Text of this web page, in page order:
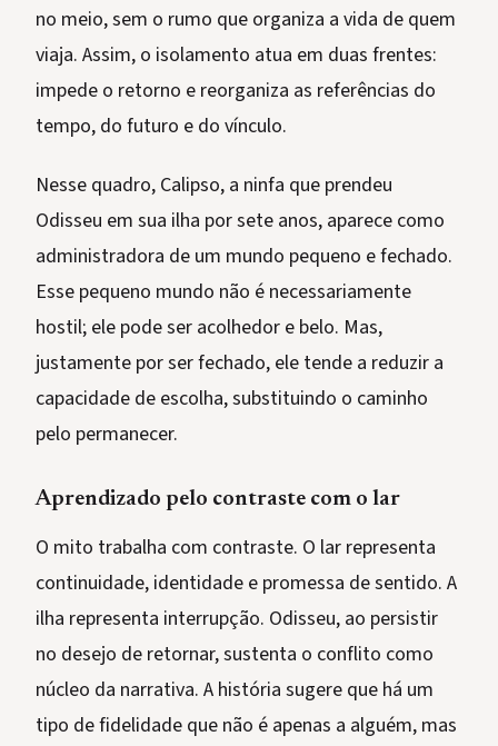
no meio, sem o rumo que organiza a vida de quem
viaja. Assim, o isolamento atua em duas frentes:
impede o retorno e reorganiza as referências do
tempo, do futuro e do vínculo.
Nesse quadro, Calipso, a ninfa que prendeu
Odisseu em sua ilha por sete anos, aparece como
administradora de um mundo pequeno e fechado.
Esse pequeno mundo não é necessariamente
hostil; ele pode ser acolhedor e belo. Mas,
justamente por ser fechado, ele tende a reduzir a
capacidade de escolha, substituindo o caminho
pelo permanecer.
Aprendizado pelo contraste com o lar
O mito trabalha com contraste. O lar representa
continuidade, identidade e promessa de sentido. A
ilha representa interrupção. Odisseu, ao persistir
no desejo de retornar, sustenta o conflito como
núcleo da narrativa. A história sugere que há um
tipo de fidelidade que não é apenas a alguém, mas